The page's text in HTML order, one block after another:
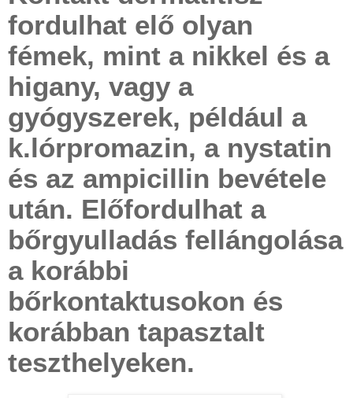
fordulhat elő olyan
fémek, mint a nikkel és a
higany, vagy a
gyógyszerek, például a
k.lórpromazin, a nystatin
és az ampicillin bevétele
után. Előfordulhat a
bőrgyulladás fellángolása
a korábbi
bőrkontaktusokon és
korábban tapasztalt
teszthelyeken.